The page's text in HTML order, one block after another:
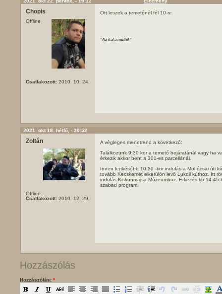
Chopis
Offline
Csatlakozott: 2010. 10. 24.
Ott leszek a temetőnél fél 10-re
"Az ital a múlté!"
2021. okt 18. hétfő, - 20:52
Zoltán
Offline
Csatlakozott: 2010. 12. 29.
A végleges menetrend a következő:
Találkozunk 9:30 kor a temető bejáratánál vagy ha
érkezik akkor bent a 301-es parcellánál.
Innen legkésőbb 10:30 -kor indulás a Mol ócsai úti
tovább Kecskemét elkerülőn levő Lukoil kúthoz. Itt
indulás Kiskunmajsa Múzeumhoz. Érkezés kb
szabad program.
Hozzászólás
Hozzászólás: *